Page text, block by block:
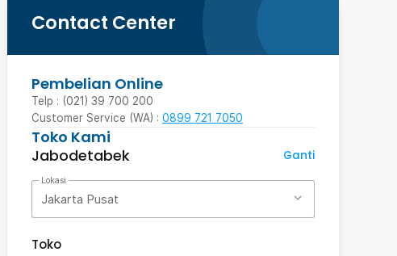
Contact Center
Pembelian Online
Telp : (021) 39 700 200
Customer Service (WA) : 0899 721 7050
Toko Kami
Jabodetabek
Ganti
Lokasi
Jakarta Pusat
Toko